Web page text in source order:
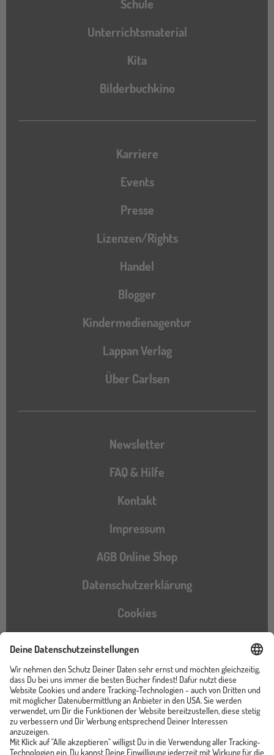
Schule
Unterrichtsmaterial
Kita
Bilderbuchkino
Karriere
Events
Presse
Lizenzen/Rights
Handel
Blogger
Kindermedienagentur
Lappan Verlag
Über Carlsen
Newsletter
FAQ & Hilfe
Kontakt
Impressum
AGB Online Shop
Datenschutzerklärung
Cookies
Barrierefreiheitserklärung
Instagram
TikTokPinterestYouTubeFacebook